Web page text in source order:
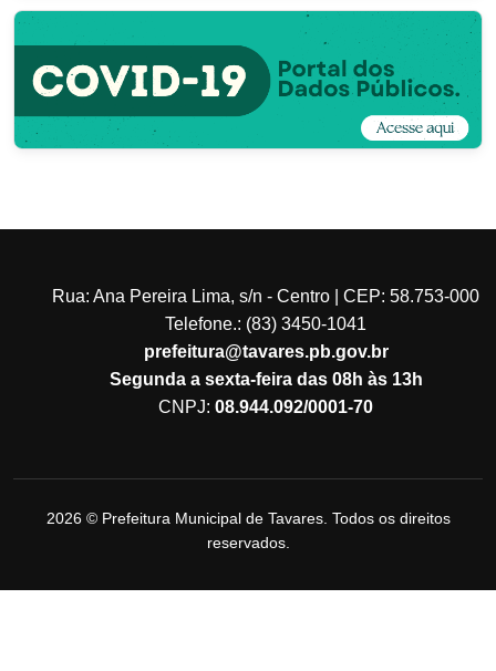
Rua: Ana Pereira Lima, s/n - Centro | CEP: 58.753-000
Telefone.: (83) 3450-1041
prefeitura@tavares.pb.gov.br
Segunda a sexta-feira das 08h às 13h
CNPJ: 08.944.092/0001-70
2026 © Prefeitura Municipal de Tavares. Todos os direitos
reservados.